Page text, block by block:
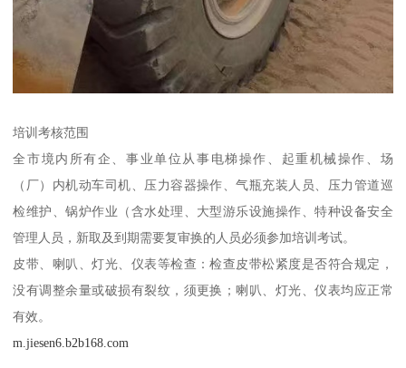
培训考核范围
全市境内所有企、事业单位从事电梯操作、起重机械操作、场
（厂）内机动车司机、压力容器操作、气瓶充装人员、压力管道巡
检维护、锅炉作业（含水处理、大型游乐设施操作、特种设备安全
管理人员，新取及到期需要复审换的人员必须参加培训考试。
皮带、喇叭、灯光、仪表等检查：检查皮带松紧度是否符合规定，
没有调整余量或破损有裂纹，须更换；喇叭、灯光、仪表均应正常
有效。
m.jiesen6.b2b168.com